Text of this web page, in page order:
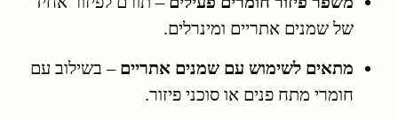
של שמנים אתריים ומינרלים.
מתאים לשימוש עם שמנים אתריים – בשילוב עם
חומרי מתח פנים או סוכני פיזור.